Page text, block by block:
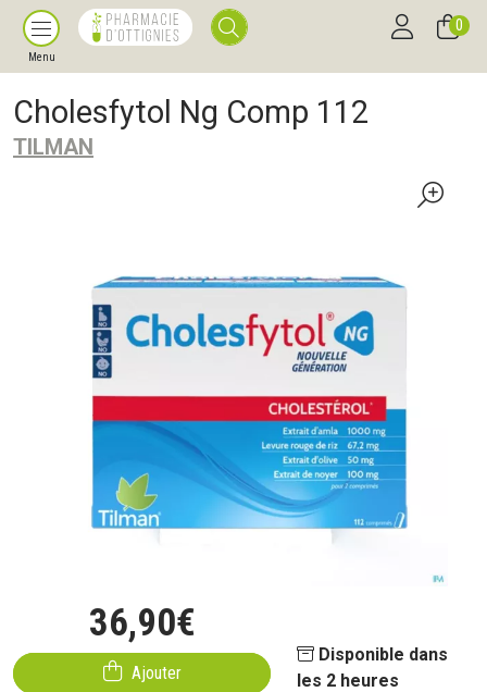
Menu
0
Cholesfytol Ng Comp 112
TILMAN
36,90€
Ajouter
Disponible dans
les 2 heures